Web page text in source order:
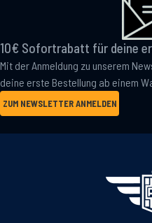
10€ Sofortrabatt für deine
Mit der Anmeldung zu unserem
deine erste Bestellung ab einem
ZUM NEWSLETTER ANMELDEN